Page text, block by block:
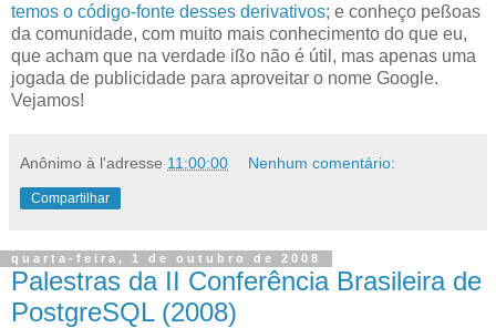
temos o código-fonte desses derivativos; e conheço peßoas
da comunidade, com muito mais conhecimento do que eu,
que acham que na verdade ißo não é útil, mas apenas uma
jogada de publicidade para aproveitar o nome Google.
Vejamos!
Anônimo à l'adresse 11:00:00 Nenhum comentário:
Compartilhar
quarta-feira, 1 de outubro de 2008
Palestras da II Conferência Brasileira de
PostgreSQL (2008)